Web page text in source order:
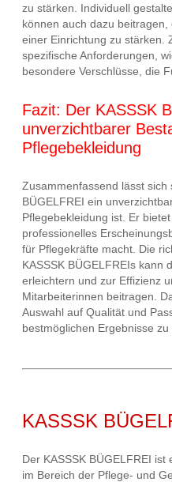
zu stärken. Individuell
können auch dazu
einer Einrichtung zu stärken.
spezifische Anforderungen,
besondere Verschlüsse, die
Fazit: Der KASSSK
unverzichtbarer
Pflegebekleidung
Zusammenfassend lässt sich
BÜGELFREI ein
Pflegebekleidung ist. Er
professionelles
für Pflegekräfte macht. Die
KASSSK BÜGELFREIs kann
erleichtern und zur Effizienz
Mitarbeiterinnen beitragen.
Auswahl auf Qualität und
bestmöglichen Ergebnisse zu
KASSSK
Der KASSSK BÜGELFREI
im Bereich der Pflege- und